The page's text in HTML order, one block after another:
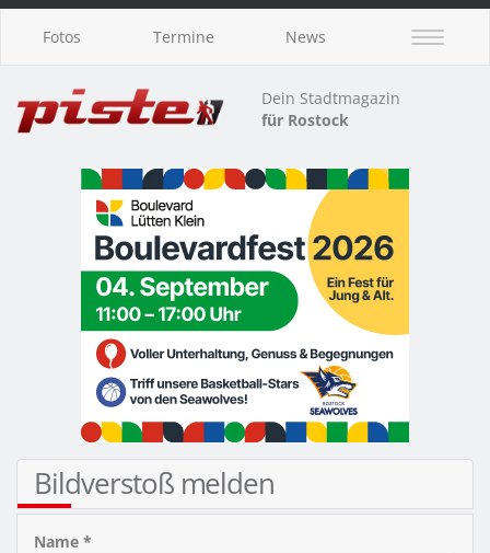
Fotos Termine News
Dein Stadtmagazin
für Rostock
Bildverstoß melden
Name *